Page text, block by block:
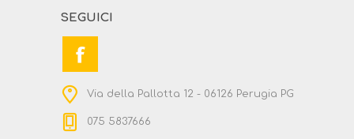
SEGUICI
Via della Pallotta 12 - 06126 Perugia PG
075 5837666